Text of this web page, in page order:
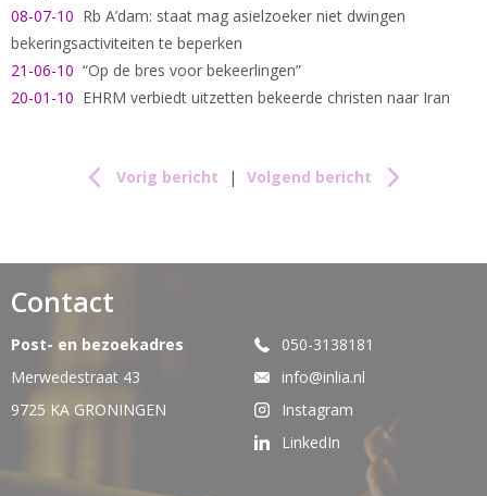
08-07-10 Rb A’dam: staat mag asielzoeker niet dwingen
bekeringsactiviteiten te beperken
21-06-10 “Op de bres voor bekeerlingen”
20-01-10 EHRM verbiedt uitzetten bekeerde christen naar Iran
Vorig bericht | Volgend bericht
Contact
Post- en bezoekadres
Merwedestraat 43
9725 KA GRONINGEN
050-3138181
info@inlia.nl
Instagram
LinkedIn